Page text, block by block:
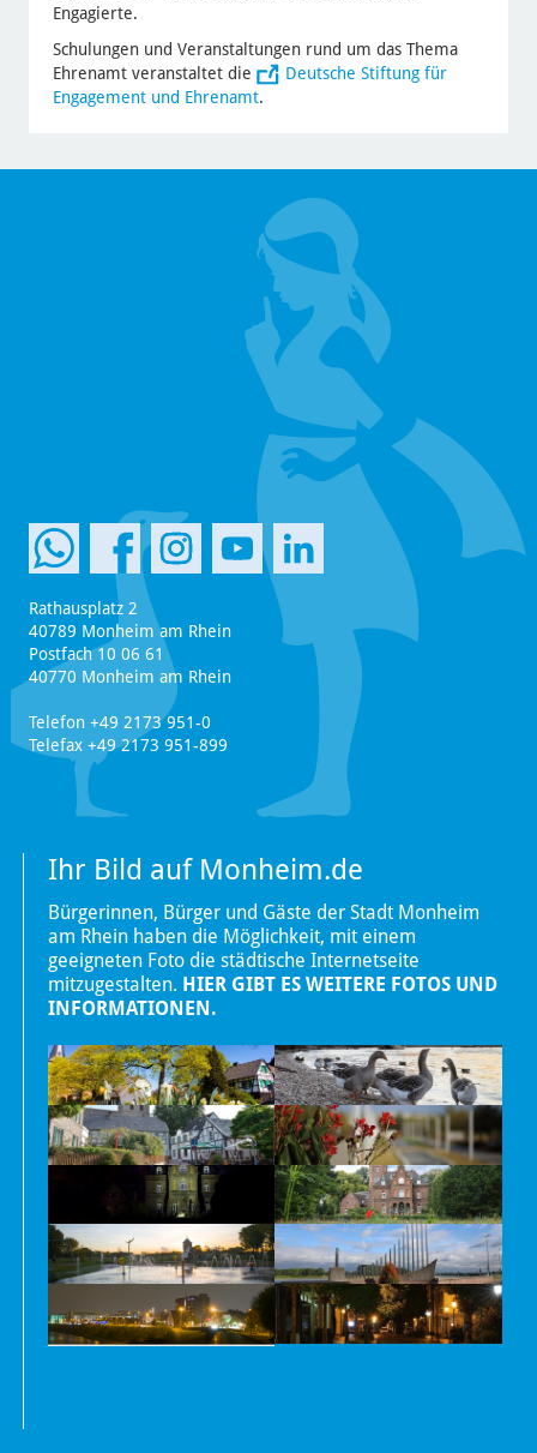
Engagierte.
Schulungen und Veranstaltungen rund um das Thema
Ehrenamt veranstaltet die
Deutsche Stiftung für
Engagement und Ehrenamt.
Rathausplatz 2
40789 Monheim am Rhein
Postfach 10 06 61
40770 Monheim am Rhein
Telefon +49 2173 951-0
Telefax +49 2173 951-899
Ihr Bild auf Monheim.de
Bürgerinnen, Bürger und Gäste der Stadt Monheim
am Rhein haben die Möglichkeit, mit einem
geeigneten Foto die städtische Internetseite
mitzugestalten. HIER GIBT ES WEITERE FOTOS UND
INFORMATIONEN.